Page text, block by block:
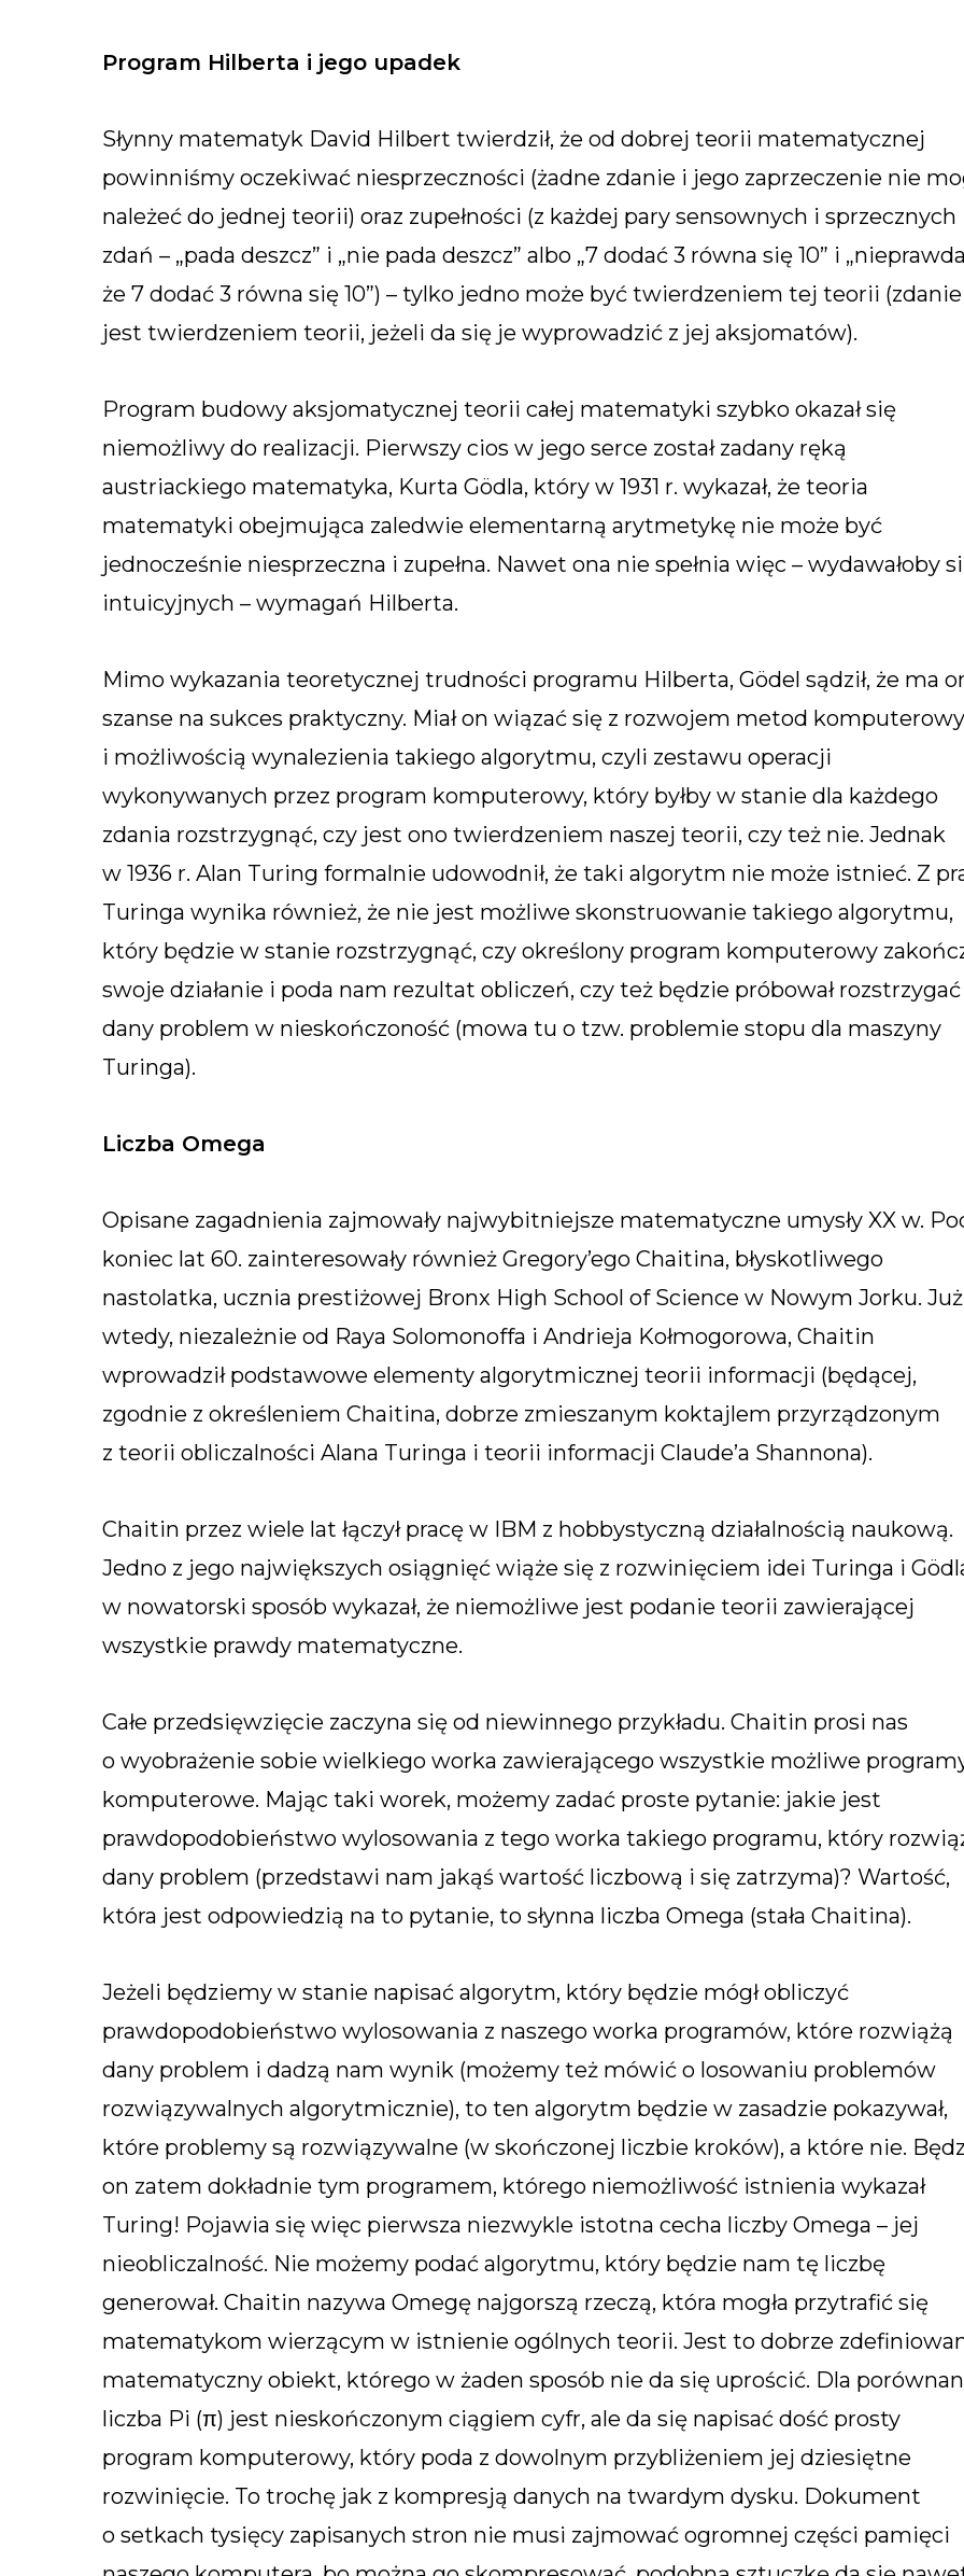
Program Hilberta i jego upadek
Słynny matematyk David Hilbert twierdził, że od dobrej teorii matematycznej
powinniśmy oczekiwać niesprzeczności (żadne zdanie i jego zaprzeczenie nie
należeć do jednej teorii) oraz zupełności (z każdej pary sensownych i sprzecznych
zdań – „pada deszcz” i „nie pada deszcz” albo „7 dodać 3 równa się 10” i
że 7 dodać 3 równa się 10”) – tylko jedno może być twierdzeniem tej teorii (zdanie
jest twierdzeniem teorii, jeżeli da się je wyprowadzić z jej aksjomatów).
Program budowy aksjomatycznej teorii całej matematyki szybko okazał się
niemożliwy do realizacji. Pierwszy cios w jego serce został zadany ręką
austriackiego matematyka, Kurta Gödla, który w 1931 r. wykazał, że teoria
matematyki obejmująca zaledwie elementarną arytmetykę nie może być
jednocześnie niesprzeczna i zupełna. Nawet ona nie spełnia więc – wydawałoby
intuicyjnych – wymagań Hilberta.
Mimo wykazania teoretycznej trudności programu Hilberta, Gödel sądził, że ma
szanse na sukces praktyczny. Miał on wiązać się z rozwojem metod
i możliwością wynalezienia takiego algorytmu, czyli zestawu operacji
wykonywanych przez program komputerowy, który byłby w stanie dla każdego
zdania rozstrzygnąć, czy jest ono twierdzeniem naszej teorii, czy też nie. Jednak
w 1936 r. Alan Turing formalnie udowodnił, że taki algorytm nie może istnieć. Z
Turinga wynika również, że nie jest możliwe skonstruowanie takiego algorytmu,
który będzie w stanie rozstrzygnąć, czy określony program komputerowy
swoje działanie i poda nam rezultat obliczeń, czy też będzie próbował rozstrzygać
dany problem w nieskończoność (mowa tu o tzw. problemie stopu dla maszyny
Turinga).
Liczba Omega
Opisane zagadnienia zajmowały najwybitniejsze matematyczne umysły XX w.
koniec lat 60. zainteresowały również Gregory’ego Chaitina, błyskotliwego
nastolatka, ucznia prestiżowej Bronx High School of Science w Nowym Jorku. Już
wtedy, niezależnie od Raya Solomonoffa i Andrieja Kołmogorowa, Chaitin
wprowadził podstawowe elementy algorytmicznej teorii informacji (będącej,
zgodnie z określeniem Chaitina, dobrze zmieszanym koktajlem przyrządzonym
z teorii obliczalności Alana Turinga i teorii informacji Claude’a Shannona).
Chaitin przez wiele lat łączył pracę w IBM z hobbystyczną działalnością naukową.
Jedno z jego największych osiągnięć wiąże się z rozwinięciem idei Turinga i
w nowatorski sposób wykazał, że niemożliwe jest podanie teorii zawierającej
wszystkie prawdy matematyczne.
Całe przedsięwzięcie zaczyna się od niewinnego przykładu. Chaitin prosi nas
o wyobrażenie sobie wielkiego worka zawierającego wszystkie możliwe
komputerowe. Mając taki worek, możemy zadać proste pytanie: jakie jest
prawdopodobieństwo wylosowania z tego worka takiego programu, który
dany problem (przedstawi nam jakąś wartość liczbową i się zatrzyma)? Wartość,
która jest odpowiedzią na to pytanie, to słynna liczba Omega (stała Chaitina).
Jeżeli będziemy w stanie napisać algorytm, który będzie mógł obliczyć
prawdopodobieństwo wylosowania z naszego worka programów, które rozwiążą
dany problem i dadzą nam wynik (możemy też mówić o losowaniu problemów
rozwiązywalnych algorytmicznie), to ten algorytm będzie w zasadzie pokazywał,
które problemy są rozwiązywalne (w skończonej liczbie kroków), a które nie.
on zatem dokładnie tym programem, którego niemożliwość istnienia wykazał
Turing! Pojawia się więc pierwsza niezwykle istotna cecha liczby Omega – jej
nieobliczalność. Nie możemy podać algorytmu, który będzie nam tę liczbę
generował. Chaitin nazywa Omegę najgorszą rzeczą, która mogła przytrafić się
matematykom wierzącym w istnienie ogólnych teorii. Jest to dobrze
matematyczny obiekt, którego w żaden sposób nie da się uprościć. Dla
liczba Pi (π) jest nieskończonym ciągiem cyfr, ale da się napisać dość prosty
program komputerowy, który poda z dowolnym przybliżeniem jej dziesiętne
rozwinięcie. To trochę jak z kompresją danych na twardym dysku. Dokument
o setkach tysięcy zapisanych stron nie musi zajmować ogromnej części pamięci